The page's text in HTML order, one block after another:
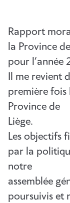
Rapport
la Province
pour l’année
Il me revient
première
Province de
Liège.
Les objectifs
par la
notre
assemblée
poursuivis et